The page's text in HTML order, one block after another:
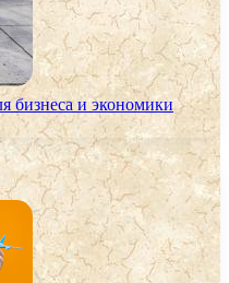
бизнеса и экономики